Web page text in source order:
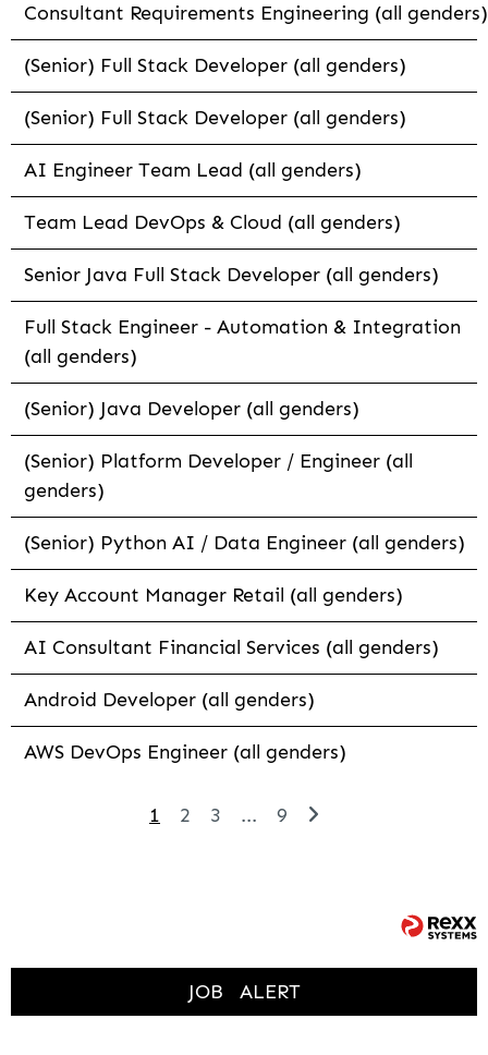
Consultant Requirements Engineering (all genders)
(Senior) Full Stack Developer (all genders)
(Senior) Full Stack Developer (all genders)
AI Engineer Team Lead (all genders)
Team Lead DevOps & Cloud (all genders)
Senior Java Full Stack Developer (all genders)
Full Stack Engineer - Automation & Integration
(all genders)
(Senior) Java Developer (all genders)
(Senior) Platform Developer / Engineer (all
genders)
(Senior) Python AI / Data Engineer (all genders)
Key Account Manager Retail (all genders)
AI Consultant Financial Services (all genders)
Android Developer (all genders)
AWS DevOps Engineer (all genders)
1 2 3 ... 9
JOB ALERT